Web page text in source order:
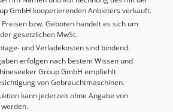
- Zuführband - 2
- Förderbänder
Zustand mit Zuführung:
19,50 Meter x 2,70 Meter x 2,95
Demontage können von uns
große Roboterzelle ist für hohe
größere Produkte geeignet. Bei
können Sie sich gerne an uns
Grüßen, Leo Holland
GmbH kooperierenden Anbieters verkauft.
bzw. Geboten handelt es sich um
gesetzlichen MwSt.
und Verladekosten sind bindend.
erfolgen nach bestem Wissen und
Group GmbH empfiehlt
von Gebrauchtmaschinen.
kann jederzeit ohne Angabe von